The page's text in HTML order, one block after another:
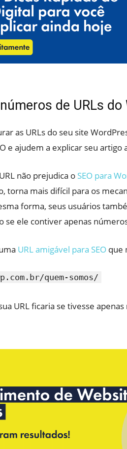
de URLs do
as URLs do seu site
e ajudem a explicar seu artigo
não prejudica o SEO para
torna mais difícil para os
forma, seus usuários
ele contiver apenas
URL amigável para SEO que
quem-somos/
URL ficaria se tivesse